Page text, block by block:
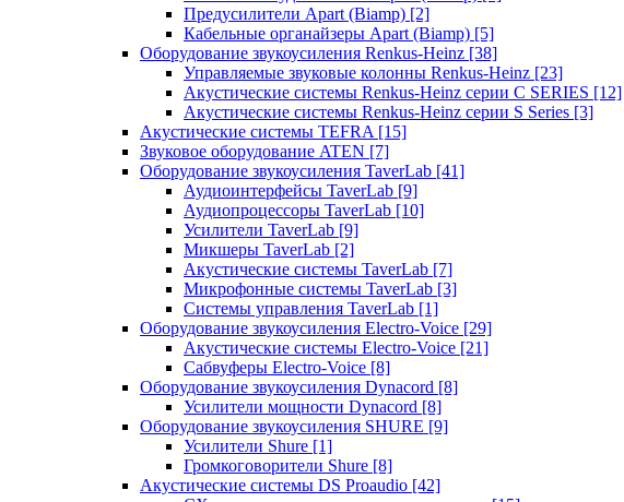
Предусилители Apart (Biamp) [2]
Кабельные органайзеры Apart (Biamp) [5]
Оборудование звукоусиления Renkus-Heinz [38]
Управляемые звуковые колонны Renkus-Heinz [23]
Акустические системы Renkus-Heinz серии C SERIES [12]
Акустические системы Renkus-Heinz серии S Series [3]
Акустические системы TEFRA [15]
Звуковое оборудование ATEN [7]
Оборудование звукоусиления TaverLab [41]
Аудиоинтерфейсы TaverLab [9]
Аудиопроцессоры TaverLab [10]
Усилители TaverLab [9]
Микшеры TaverLab [2]
Акустические системы TaverLab [7]
Микрофонные системы TaverLab [3]
Системы управления TaverLab [1]
Оборудование звукоусиления Electro-Voice [29]
Акустические системы Electro-Voice [21]
Сабвуферы Electro-Voice [8]
Оборудование звукоусиления Dynacord [8]
Усилители мощности Dynacord [8]
Оборудование звукоусиления SHURE [9]
Усилители Shure [1]
Громкоговорители Shure [8]
Акустические системы DS Proaudio [42]